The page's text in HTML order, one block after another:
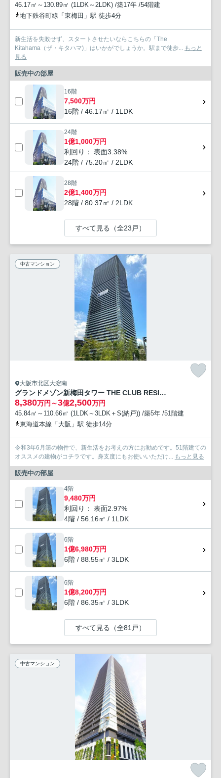
46.17㎡～130.89㎡ (1LDK～2LDK) /築17年 /54階建
地下鉄谷町線「東梅田」駅 徒歩4分
新生活を失敗せず、スタートさせたいならこちらの「The
Kitahama（ザ・キタハマ)」はいかがでしょうか。駅まで徒歩... もっと
見る
販売中の部屋
16階
7,500万円
16階 / 46.17㎡ / 1LDK
24階
1億1,000万円
利回り： 表面3.38%
24階 / 75.20㎡ / 2LDK
28階
2億1,400万円
28階 / 80.37㎡ / 2LDK
すべて見る（全23戸）
中古マンション
大阪市北区大淀南
グランドメゾン新梅田タワー THE CLUB RESIDENCE
8,380万円～3億2,500万円
45.84㎡～110.66㎡ (1LDK～3LDK＋S(納戸)) /築5年 /51階建
東海道本線「大阪」駅 徒歩14分
令和3年6月築の物件で、新生活をお考えの方にお勧めです。51階建ての
オススメの建物がコチラです。身支度にもお使いいただけ... もっと見る
販売中の部屋
4階
9,480万円
利回り： 表面2.97%
4階 / 56.16㎡ / 1LDK
6階
1億6,980万円
6階 / 88.55㎡ / 3LDK
6階
1億8,200万円
6階 / 86.35㎡ / 3LDK
すべて見る（全81戸）
中古マンション